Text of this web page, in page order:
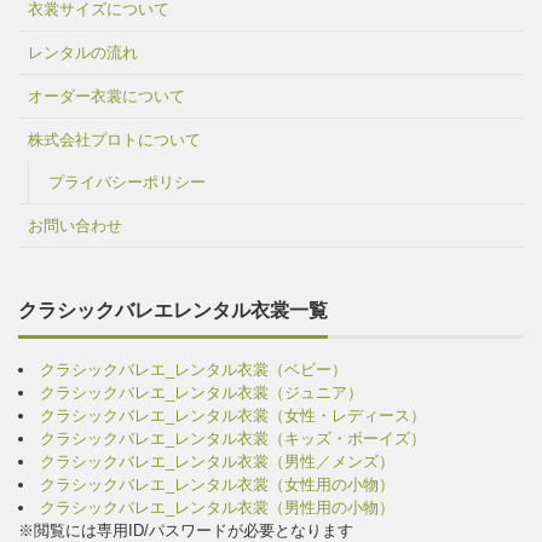
衣裳サイズについて
レンタルの流れ
オーダー衣裳について
株式会社プロトについて
プライバシーポリシー
お問い合わせ
クラシックバレエレンタル衣裳一覧
クラシックバレエ_レンタル衣裳（ベビー）
クラシックバレエ_レンタル衣裳（ジュニア）
クラシックバレエ_レンタル衣裳（女性・レディース）
クラシックバレエ_レンタル衣裳（キッズ・ボーイズ）
クラシックバレエ_レンタル衣裳（男性／メンズ）
クラシックバレエ_レンタル衣裳（女性用の小物）
クラシックバレエ_レンタル衣裳（男性用の小物）
※閲覧には専用ID/パスワードが必要となります